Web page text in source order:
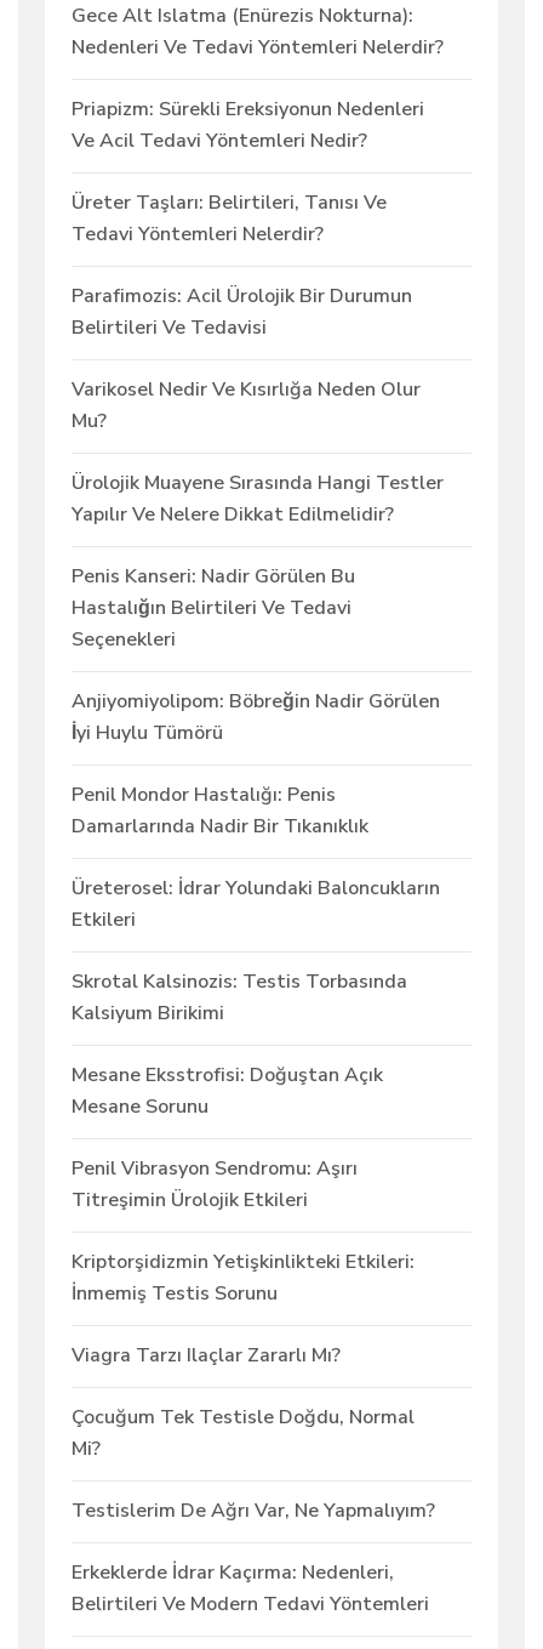
Gece Alt Islatma (Enürezis Nokturna):
Nedenleri Ve Tedavi Yöntemleri Nelerdir?
Priapizm: Sürekli Ereksiyonun Nedenleri
Ve Acil Tedavi Yöntemleri Nedir?
Üreter Taşları: Belirtileri, Tanısı Ve
Tedavi Yöntemleri Nelerdir?
Parafimozis: Acil Ürolojik Bir Durumun
Belirtileri Ve Tedavisi
Varikosel Nedir Ve Kısırlığa Neden Olur
Mu?
Ürolojik Muayene Sırasında Hangi Testler
Yapılır Ve Nelere Dikkat Edilmelidir?
Penis Kanseri: Nadir Görülen Bu
Hastalığın Belirtileri Ve Tedavi
Seçenekleri
Anjiyomiyolipom: Böbreğin Nadir Görülen
İyi Huylu Tümörü
Penil Mondor Hastalığı: Penis
Damarlarında Nadir Bir Tıkanıklık
Üreterosel: İdrar Yolundaki Baloncukların
Etkileri
Skrotal Kalsinozis: Testis Torbasında
Kalsiyum Birikimi
Mesane Eksstrofisi: Doğuştan Açık
Mesane Sorunu
Penil Vibrasyon Sendromu: Aşırı
Titreşimin Ürolojik Etkileri
Kriptorşidizmin Yetişkinlikteki Etkileri:
İnmemiş Testis Sorunu
Viagra Tarzı Ilaçlar Zararlı Mı?
Çocuğum Tek Testisle Doğdu, Normal
Mi?
Testislerim De Ağrı Var, Ne Yapmalıyım?
Erkeklerde İdrar Kaçırma: Nedenleri,
Belirtileri Ve Modern Tedavi Yöntemleri